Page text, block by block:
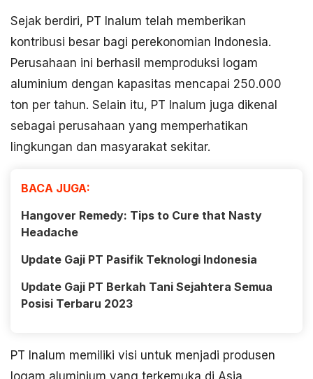
Sejak berdiri, PT Inalum telah memberikan
kontribusi besar bagi perekonomian Indonesia.
Perusahaan ini berhasil memproduksi logam
aluminium dengan kapasitas mencapai 250.000
ton per tahun. Selain itu, PT Inalum juga dikenal
sebagai perusahaan yang memperhatikan
lingkungan dan masyarakat sekitar.
BACA JUGA:
Hangover Remedy: Tips to Cure that Nasty
Headache
Update Gaji PT Pasifik Teknologi Indonesia
Update Gaji PT Berkah Tani Sejahtera Semua
Posisi Terbaru 2023
PT Inalum memiliki visi untuk menjadi produsen